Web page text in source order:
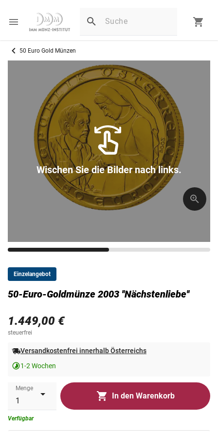
50 Euro Gold Münzen
Wischen Sie die Bilder nach links.
Einzelangebot
50-Euro-Goldmünze 2003 ''Nächstenliebe''
1.449,00 €
steuerfrei
Versandkostenfrei innerhalb Österreichs
1-2 Wochen
Menge
In den Warenkorb
Verfügbar